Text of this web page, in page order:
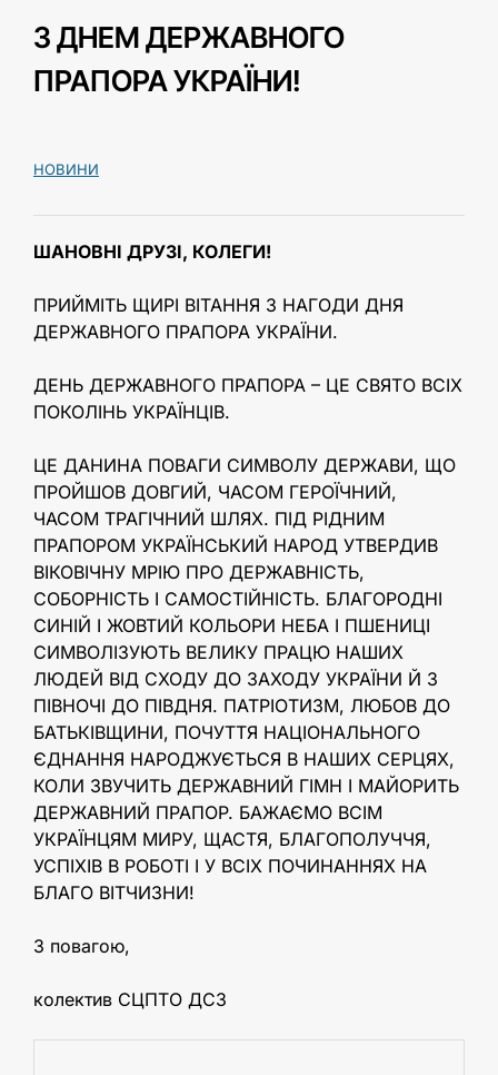
З ДНЕМ ДЕРЖАВНОГО
ПРАПОРА УКРАЇНИ!
НОВИНИ
ШАНОВНІ ДРУЗІ, КОЛЕГИ!
ПРИЙМІТЬ ЩИРІ ВІТАННЯ З НАГОДИ ДНЯ
ДЕРЖАВНОГО ПРАПОРА УКРАЇНИ.
ДЕНЬ ДЕРЖАВНОГО ПРАПОРА – ЦЕ СВЯТО ВСІХ
ПОКОЛІНЬ УКРАЇНЦІВ.
ЦЕ ДАНИНА ПОВАГИ СИМВОЛУ ДЕРЖАВИ, ЩО
ПРОЙШОВ ДОВГИЙ, ЧАСОМ ГЕРОЇЧНИЙ,
ЧАСОМ ТРАГІЧНИЙ ШЛЯХ. ПІД РІДНИМ
ПРАПОРОМ УКРАЇНСЬКИЙ НАРОД УТВЕРДИВ
ВІКОВІЧНУ МРІЮ ПРО ДЕРЖАВНІСТЬ,
СОБОРНІСТЬ І САМОСТІЙНІСТЬ. БЛАГОРОДНІ
СИНІЙ І ЖОВТИЙ КОЛЬОРИ НЕБА І ПШЕНИЦІ
СИМВОЛІЗУЮТЬ ВЕЛИКУ ПРАЦЮ НАШИХ
ЛЮДЕЙ ВІД СХОДУ ДО ЗАХОДУ УКРАЇНИ Й З
ПІВНОЧІ ДО ПІВДНЯ. ПАТРІОТИЗМ, ЛЮБОВ ДО
БАТЬКІВЩИНИ, ПОЧУТТЯ НАЦІОНАЛЬНОГО
ЄДНАННЯ НАРОДЖУЄТЬСЯ В НАШИХ СЕРЦЯХ,
КОЛИ ЗВУЧИТЬ ДЕРЖАВНИЙ ГІМН І МАЙОРИТЬ
ДЕРЖАВНИЙ ПРАПОР. БАЖАЄМО ВСІМ
УКРАЇНЦЯМ МИРУ, ЩАСТЯ, БЛАГОПОЛУЧЧЯ,
УСПІХІВ В РОБОТІ І У ВСІХ ПОЧИНАННЯХ НА
БЛАГО ВІТЧИЗНИ!
З повагою,
колектив СЦПТО ДСЗ